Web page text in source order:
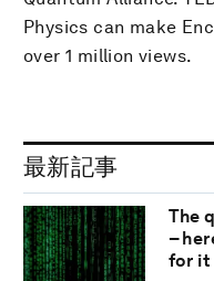
Physics can make
over 1 million views.
最新記事
The
–
for it